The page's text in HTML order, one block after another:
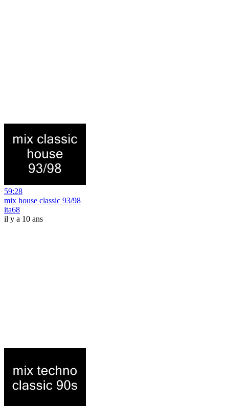
59:28
mix house classic 93/98
ita68
il y a 10 ans